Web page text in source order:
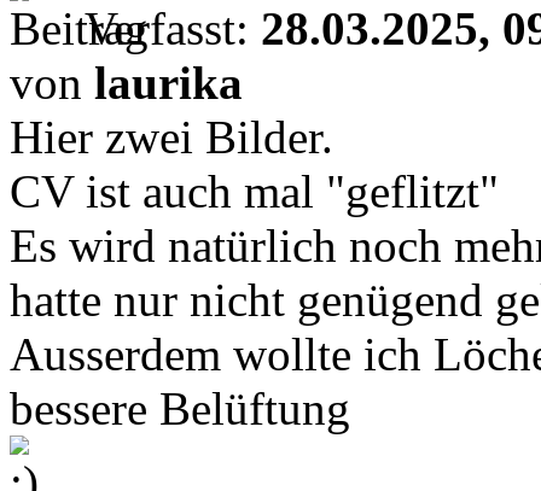
Verfasst: 28.03.2025,
von laurika
Hier zwei Bilder.
CV ist auch mal "geflitzt"
Es wird natürlich noch
hatte nur nicht genügend
Ausserdem wollte ich
bessere Belüftung